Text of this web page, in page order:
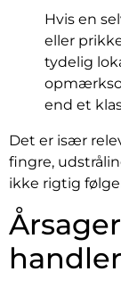
Hvis en
eller
tydelig
end et
Det er især
fingre,
ikke rigtig